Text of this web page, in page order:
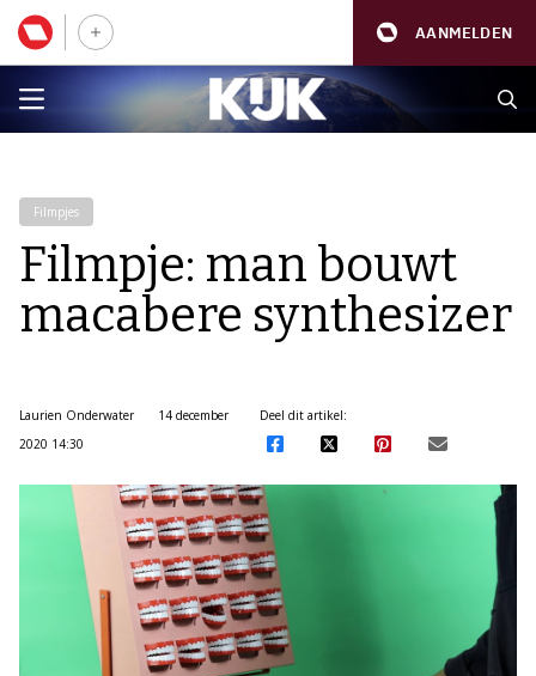
AANMELDEN
Filmpjes
Filmpje: man bouwt
macabere synthesizer
Laurien Onderwater
14 december
2020 14:30
Deel dit artikel: